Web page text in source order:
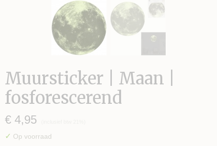
Muursticker | Maan |
fosforescerend
€ 4,95
✓ Op voorraad